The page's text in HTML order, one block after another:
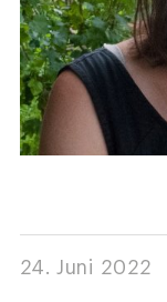
24. Juni 2022